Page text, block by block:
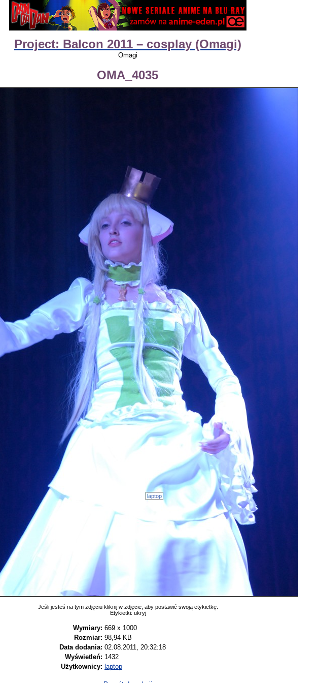
Project: Balcon 2011 – cosplay (Omagi)
Omagi
OMA_4035
laptop
Jeśli jesteś na tym zdjęciu kliknij w zdjęcie, aby postawić swoją etykietkę.
Etykietki: ukryj
Wymiary: 669 x 1000
Rozmiar: 98,94 KB
Data dodania: 02.08.2011, 20:32:18
Wyświetleń: 1432
Użytkownicy: laptop